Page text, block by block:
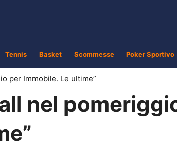
Tennis Basket Scommesse Poker Sportivo
per Immobile. Le ultime”
nel